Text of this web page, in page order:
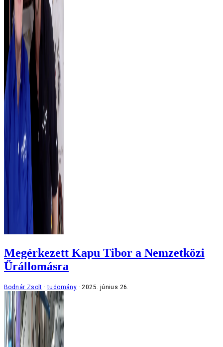
Megérkezett Kapu Tibor a Nemzetközi
Űrállomásra
Bodnár Zsolt tudomány 2025. június 26.